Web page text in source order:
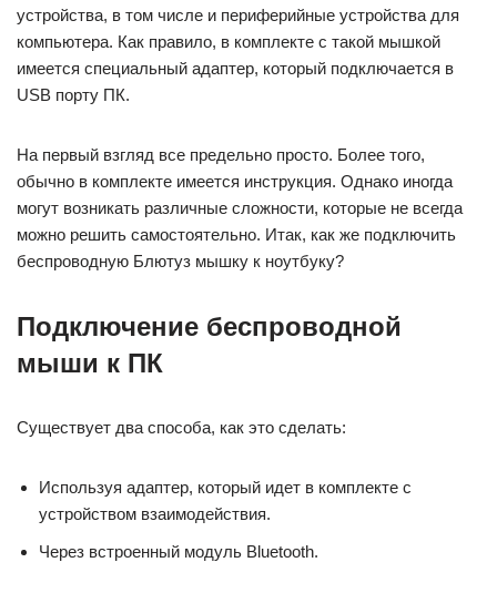
устройства, в том числе и периферийные устройства для
компьютера. Как правило, в комплекте с такой мышкой
имеется специальный адаптер, который подключается в
USB порту ПК.
На первый взгляд все предельно просто. Более того,
обычно в комплекте имеется инструкция. Однако иногда
могут возникать различные сложности, которые не всегда
можно решить самостоятельно. Итак, как же подключить
беспроводную Блютуз мышку к ноутбуку?
Подключение беспроводной
мыши к ПК
Существует два способа, как это сделать:
Используя адаптер, который идет в комплекте с
устройством взаимодействия.
Через встроенный модуль Bluetooth.